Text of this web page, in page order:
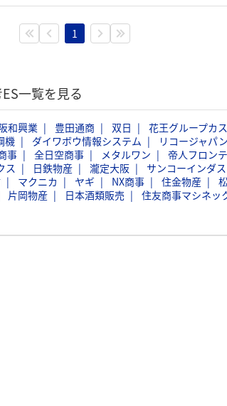
1
一覧を見る
和興業 豊田通商 双日 花王グループカ
機 ダイワボウ情報システム リコージャパン
事 全日空商事 メタルワン 帝人フロン
ス 日鉄物産 瀧定大阪 サンコーインダ
マクニカ ヤギ NX商事 住金物産
片岡物産 日本酒類販売 住友商事マシネッ